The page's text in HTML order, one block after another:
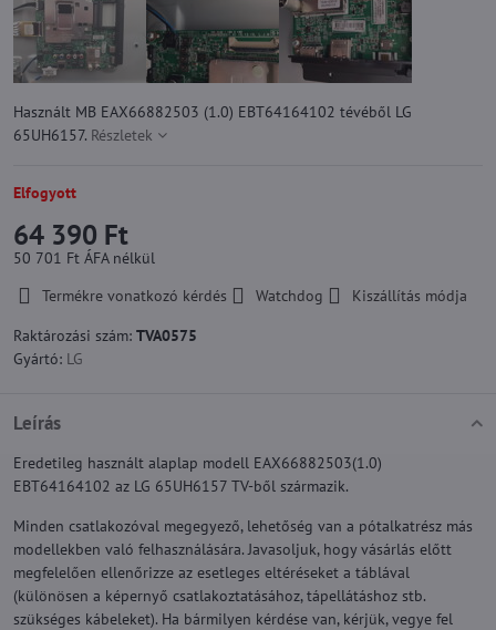
Használt MB EAX66882503 (1.0) EBT64164102 tévéből LG
65UH6157. Részletek
Elfogyott
64 390 Ft
50 701 Ft ÁFA nélkül
Termékre vonatkozó kérdés
Watchdog
Kiszállítás módja
Raktározási szám: TVA0575
Gyártó: LG
Leírás
Eredetileg használt alaplap modell EAX66882503(1.0)
EBT64164102 az LG 65UH6157 TV-ből származik.
Minden csatlakozóval megegyező, lehetőség van a pótalkatrész más
modellekben való felhasználására. Javasoljuk, hogy vásárlás előtt
megfelelően ellenőrizze az esetleges eltéréseket a táblával
(különösen a képernyő csatlakoztatásához, tápellátáshoz stb.
szükséges kábeleket). Ha bármilyen kérdése van, kérjük, vegye fel